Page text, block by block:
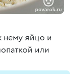
нему яйцо и
или